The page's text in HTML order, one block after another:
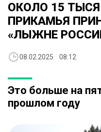
ОКОЛО 15
ПРИКАМЬЯ
«ЛЫЖНЕ
08.02.2025 08:12
Это больше на
прошлом году